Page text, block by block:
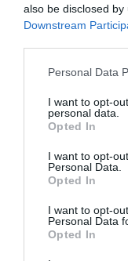
also be disclosed
Downstream
Please note that
not limited to your
grant or deny
use your data for
consent section.
Personal Data
I want to opt-
personal data.
Opted In
I want to opt-
Personal Data.
Opted In
I want to opt-
Personal Data
Opted In